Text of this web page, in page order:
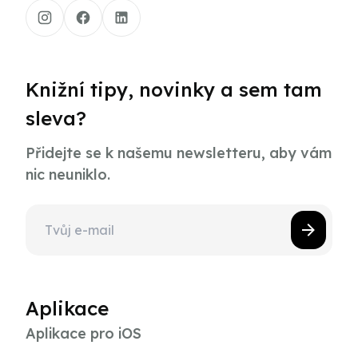
Knižní tipy, novinky a sem tam
sleva?
Přidejte se k našemu newsletteru, aby vám
nic neuniklo.
Aplikace
Aplikace pro iOS